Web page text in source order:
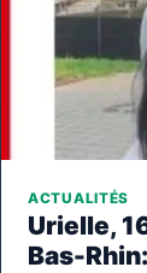
ACTUALITÉS
Urielle,
Bas-